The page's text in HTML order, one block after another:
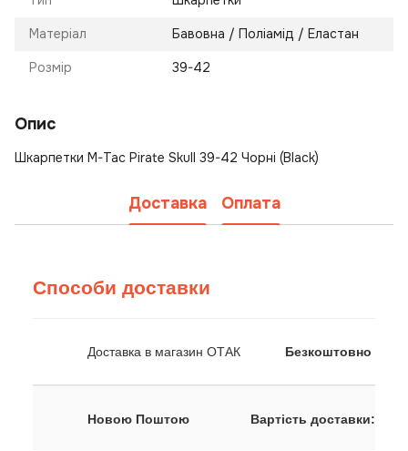
Матеріал Бавовна / Поліамід / Еластан
Розмір 39-42
Опис
Шкарпетки M-Tac Pirate Skull 39-42 Чорні (Black)
Доставка Оплата
Способи доставки
Доставка в магазин ОТАК Безкоштовно
Новою Поштою Вартість доставки: